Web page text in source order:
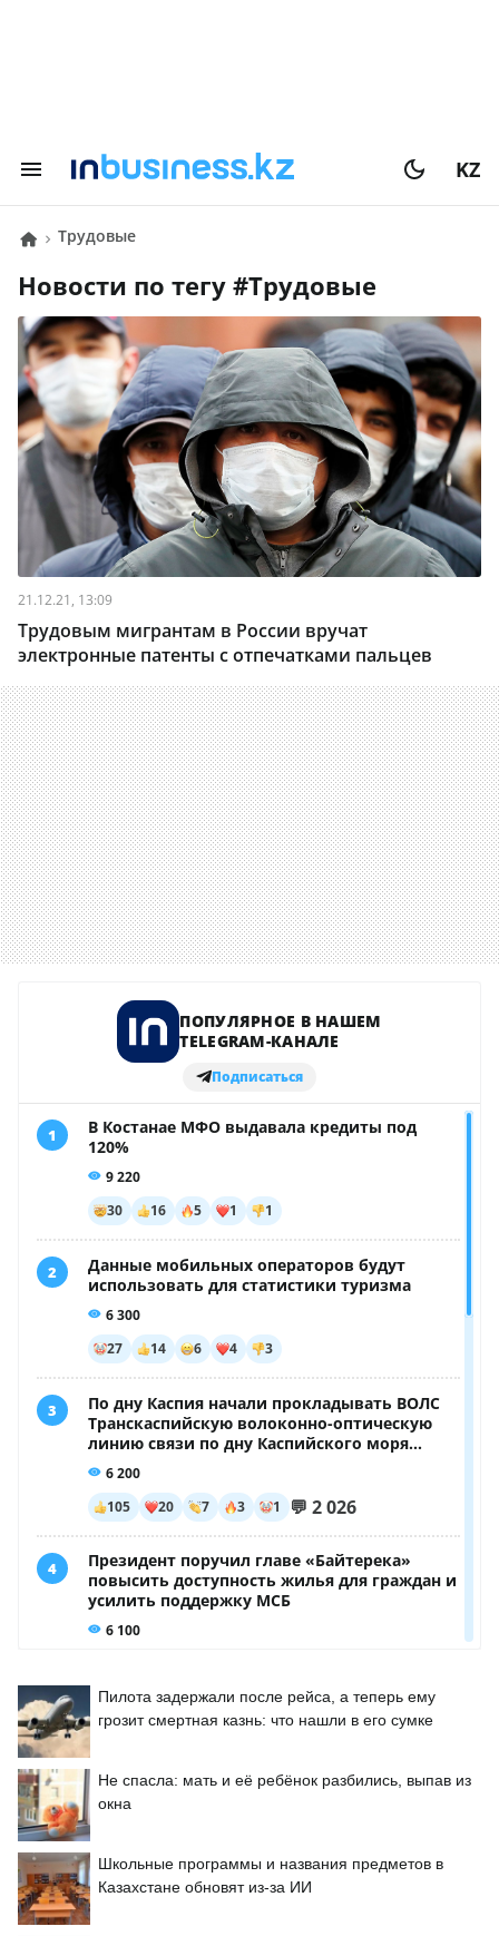
KZ
трудовые
Новости по тегу # трудовые
21.12.21, 13:09
Трудовым мигрантам в России вручат
электронные патенты с отпечатками пальцев
Пилота задержали после рейса, а теперь ему
грозит смертная казнь: что нашли в его сумке
Не спасла: мать и её ребёнок разбились, выпав из
окна
Школьные программы и названия предметов в
Казахстане обновят из-за ИИ